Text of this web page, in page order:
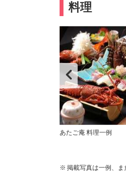
料理
あたご庵 料理一例
掲載写真は一例、ま